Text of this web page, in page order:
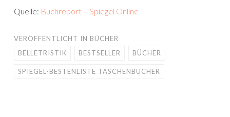
Quelle: Buchreport – Spiegel Online
VERÖFFENTLICHT IN BÜCHER
BELLETRISTIK
BESTSELLER BÜCHER
SPIEGEL-BESTENLISTE TASCHENBÜCHER